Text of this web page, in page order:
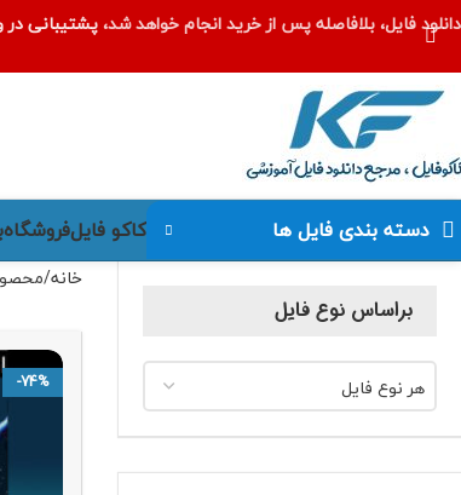
دسته بندی فایل ها کاکو فایلفروشگاه
براساس نوع فایل
هر نوع فایل
خانه
-74%
دانلود فایل، بلافاصله پس از خرید انجام خواهد شد،پشتیبانی